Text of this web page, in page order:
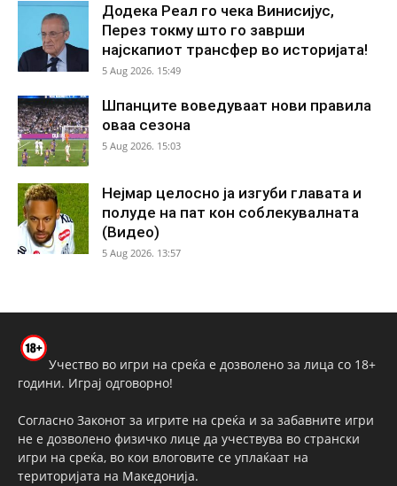
Додека Реал го чека Винисијус,
Перез токму што го заврши
најскапиот трансфер во историјата!
5 Aug 2026. 15:49
Шпанците воведуваат нови правила
оваа сезона
5 Aug 2026. 15:03
Нејмар целосно ја изгуби главата и
полуде на пат кон соблекувалната
(Видео)
5 Aug 2026. 13:57
Учество во игри на среќа е дозволено за лица со 18+
години. Играј одговорно!
Согласно Законот за игрите на среќа и за забавните игри
не е дозволено физичко лице да учествува во странски
игри на среќа, во кои влоговите се уплаќаат на
територијата на Македонија.